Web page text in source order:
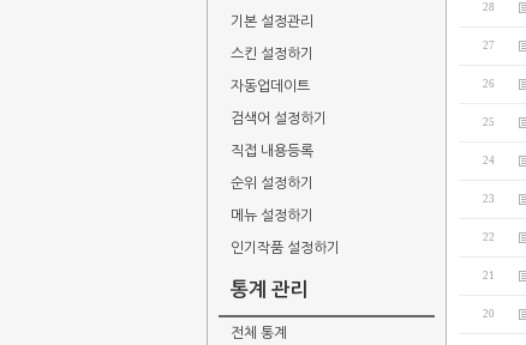
기본 설정관리
스킨 설정하기
자동업데이트
검색어 설정하기
직접 내용등록
순위 설정하기
메뉴 설정하기
인기작품 설정하기
통계 관리
전체 통계
28
27
26
25
24
23
22
21
20